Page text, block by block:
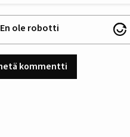
En ole robotti